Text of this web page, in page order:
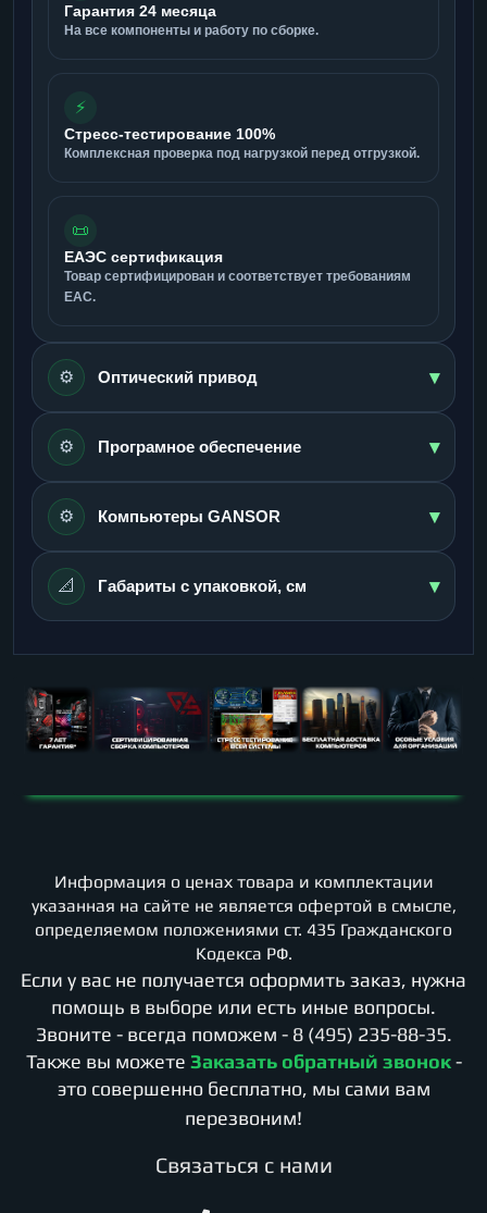
Гарантия 24 месяца
На все компоненты и работу по сборке.
⚡
Стресс-тестирование 100%
Комплексная проверка под нагрузкой перед отгрузкой.
📜
ЕАЭС сертификация
Товар сертифицирован и соответствует требованиям
ЕАС.
⚙️ Оптический привод ▾
⚙️ Програмное обеспечение ▾
⚙️ Компьютеры GANSOR ▾
📐 Габариты с упаковкой, см ▾
Информация о ценах товара и комплектации
указанная на сайте не является офертой в смысле,
определяемом положениями ст. 435 Гражданского
Кодекса РФ.
Если у вас не получается оформить заказ, нужна
помощь в выборе или есть иные вопросы.
Звоните - всегда поможем - 8 (495) 235-88-35.
Также вы можете Заказать обратный звонок -
это совершенно бесплатно, мы сами вам
перезвоним!
Cвязаться с нами